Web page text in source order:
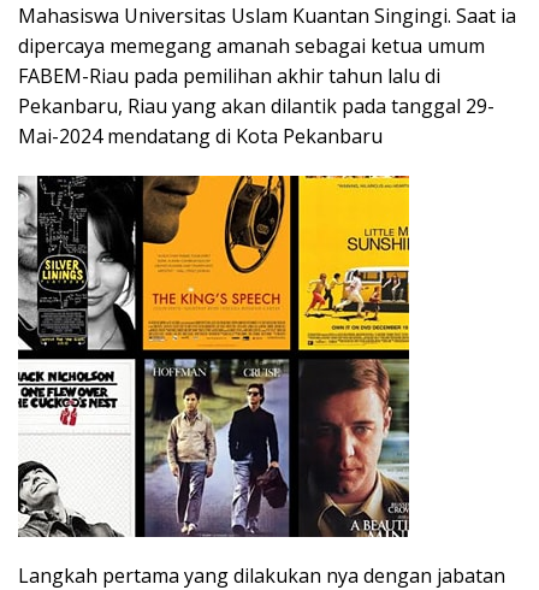
Mahasiswa Universitas Uslam Kuantan Singingi. Saat ia
dipercaya memegang amanah sebagai ketua umum
FABEM-Riau pada pemilihan akhir tahun lalu di
Pekanbaru, Riau yang akan dilantik pada tanggal 29-
Mai-2024 mendatang di Kota Pekanbaru
Langkah pertama yang dilakukan nya dengan jabatan